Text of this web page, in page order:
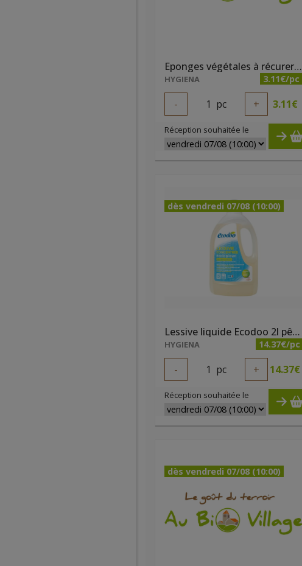
Eponges végétales à récurer x 2 Ecodoo
HYGIENA 3.11€/pc
- 1 pc + 3.11€
Réception souhaitée le
dès vendredi 07/08 (10:00)
Lessive liquide Ecodoo 2l pêche
HYGIENA 14.37€/pc
- 1 pc + 14.37€
Réception souhaitée le
dès vendredi 07/08 (10:00)